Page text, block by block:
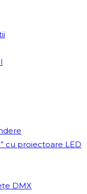
cu proiectoare LED
DMX